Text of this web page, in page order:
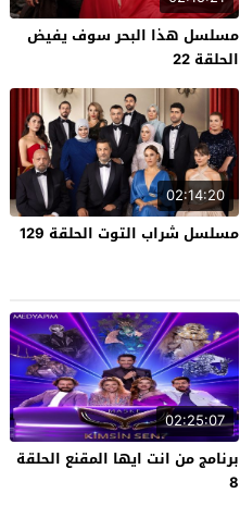
مسلسل هذا البحر سوف يفيض
الحلقة 22
02:14:20
مسلسل شراب التوت الحلقة 129
02:25:07
برنامج من انت ايها المقنع الحلقة
8